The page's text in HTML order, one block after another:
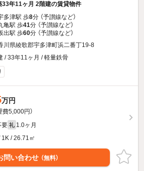
年11ヶ月 2階建の賃貸物件
多津駅 歩8分 （予讃線など）
亀駅 歩41分 （予讃線など）
出駅 歩60分 （予讃線など）
川県綾歌郡宇多津町浜二番丁19-8
/ 33年11ヶ月 / 軽量鉄骨
万円
費5,000円）
要 礼 1.0ヶ月
1K / 26.71㎡
問い合わせ （無料）